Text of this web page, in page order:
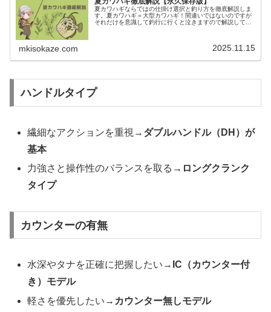
夏カワハギならではの仕掛け選択と釣り方を徹底解説しま
す。夏カワハギ＝大型カワハギ！間違いではないのですが
それだけを意識して釣行に行くと泣きますので解説してま
mkisokaze.com 2025.11.15
ハンドルタイプ
繊細なアクションを重視→ ダブルハンドル（DH）が
基本
力強さと操作性のバランスを取る→ ロングクランク
タイプ
カウンターの有無
水深やタナを正確に把握したい→ IC（カウンター付
き）モデル
軽さを優先したい→ カウンター無しモデル